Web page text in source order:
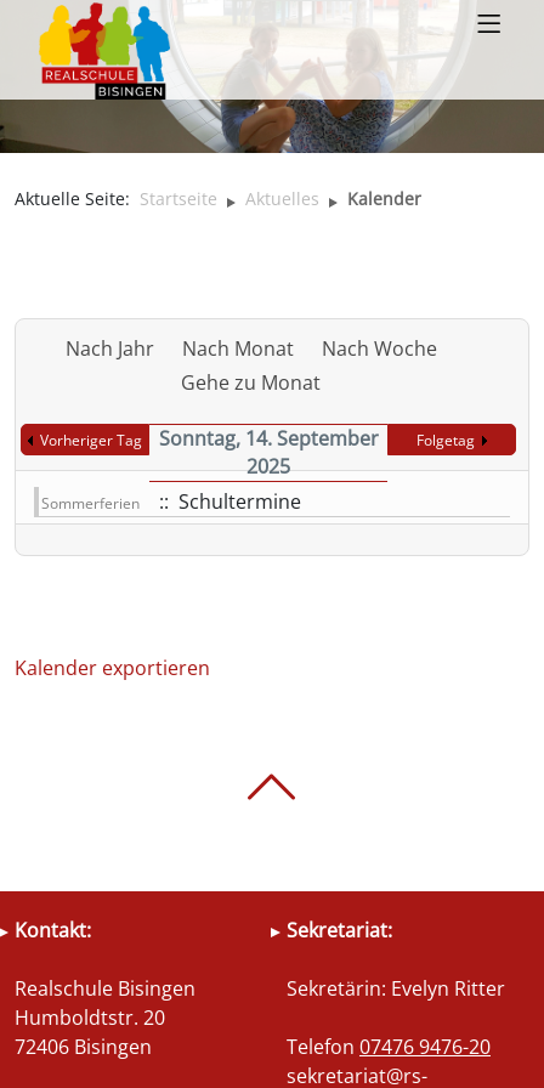
Aktuelle Seite: Startseite Aktuelles Kalender
Nach Jahr Nach Monat
Nach Woche
Gehe zu Monat
Vorheriger Tag
Sonntag, 14. September
2025
Folgetag
Sommerferien :: Schultermine
Kalender exportieren
Kontakt:
Realschule Bisingen
Humboldtstr. 20
72406 Bisingen
Sekretariat:
Sekretärin: Evelyn Ritter
Telefon 07476 9476-20
sekretariat@rs-